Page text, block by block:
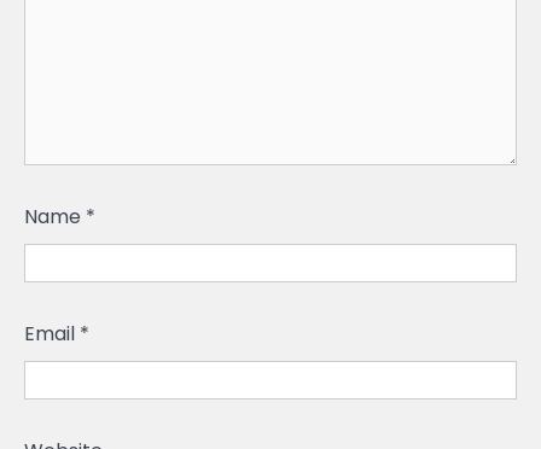
Name *
Email *